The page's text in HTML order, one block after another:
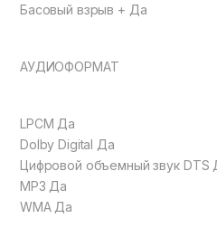
Басовый взрыв + Да
АУДИОФОРМАТ
LPCM Да
Dolby Digital Да
Цифровой объемный звук DTS
MP3 Да
WMA Да